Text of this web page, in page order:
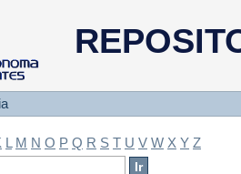
Materia
L M N O P Q R S T U V W X Y Z